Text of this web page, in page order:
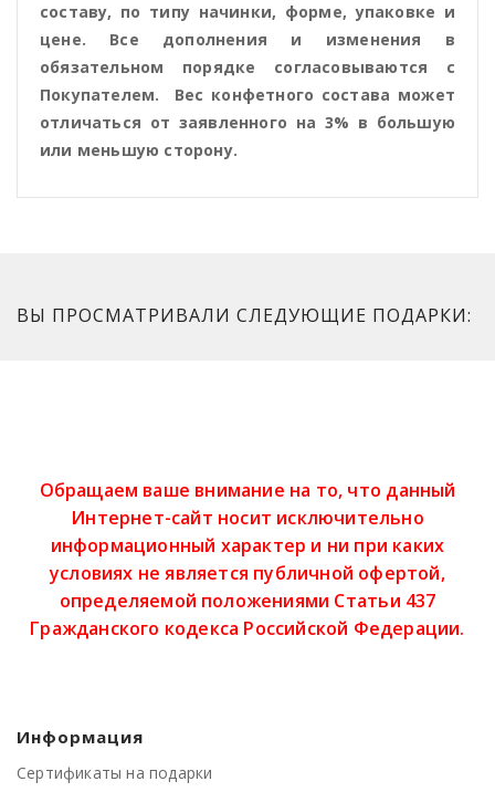
составу, по типу начинки, форме, упаковке и
цене. Все дополнения и изменения в
обязательном порядке согласовываются с
Покупателем. Вес конфетного состава может
отличаться от заявленного на 3% в большую
или меньшую сторону.
ВЫ ПРОСМАТРИВАЛИ СЛЕДУЮЩИЕ ПОДАРКИ:
Обращаем ваше внимание на то, что данный
Интернет-сайт носит исключительно
информационный характер и ни при каких
условиях не является публичной офертой,
определяемой положениями Статьи 437
Гражданского кодекса Российской Федерации.
Информация
Сертификаты на подарки